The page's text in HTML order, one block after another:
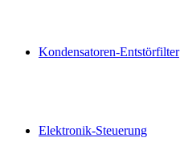
Kondensatoren-Entstörfilter
Elektronik-Steuerung